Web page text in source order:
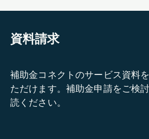
資料請求
補助金コネクトのサービス資料
ただけます。補助金申請をご検
読ください。